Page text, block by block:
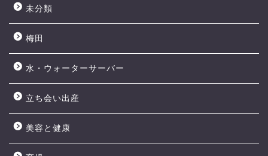
未分類
梅田
水・ウォーターサーバー
立ち会い出産
美容と健康